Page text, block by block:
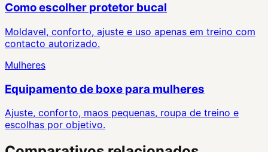
Como escolher protetor bucal
Moldavel, conforto, ajuste e uso apenas em treino com
contacto autorizado.
Mulheres
Equipamento de boxe para mulheres
Ajuste, conforto, maos pequenas, roupa de treino e
escolhas por objetivo.